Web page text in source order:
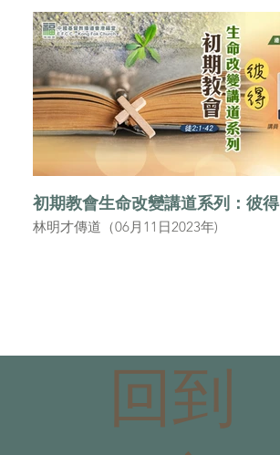
初期教會生命改變講道系列：彼得
林明才傳道（06月11日2023年)
回到